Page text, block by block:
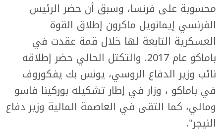
محسوبة على فرنسا، وسبق أن حضر الرئيس
الفرنسي إيمانويل ماكرون إطلاق القوة
العسكرية التابعة لها خلال قمة عقدت في
باماكو عام 2017. والتكتل الحالي حضر إطلاقه
نائب وزير الدفاع الروسي، يونس بك يفكوروف
في باماكو ، وزار في إطار تشكيله بوركينا فاسو
ومالي، كما التقى في العاصمة المالية وزير دفاع
النيجر".